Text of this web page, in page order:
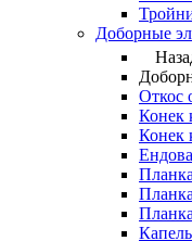
Доборные
Откос
Конек
Конек